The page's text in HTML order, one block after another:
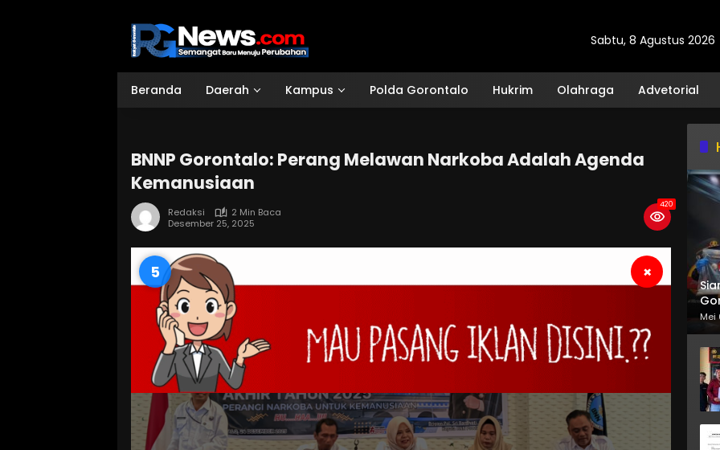
Sabtu, 8 Agustus 2026
Beranda Daerah Kampus Polda Gorontalo Hukrim Olahraga Advetorial
BNNP Gorontalo: Perang Melawan Narkoba Adalah Agenda
Kemanusiaan
Redaksi
2 Min Baca
Desember 25, 2025
420
4 ×
Mei